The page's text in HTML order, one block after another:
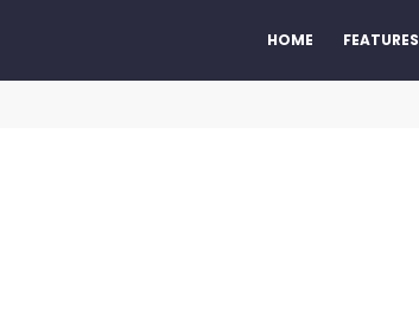
HOME FEATURES